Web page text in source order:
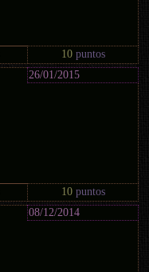
10puntos
26/01/2015
10puntos
08/12/2014